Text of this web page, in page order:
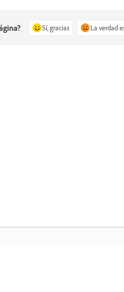
Sí, gracias La verdad